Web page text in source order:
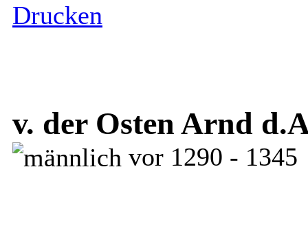
Drucken
v. der Osten Arnd
vor 1290 - 1345